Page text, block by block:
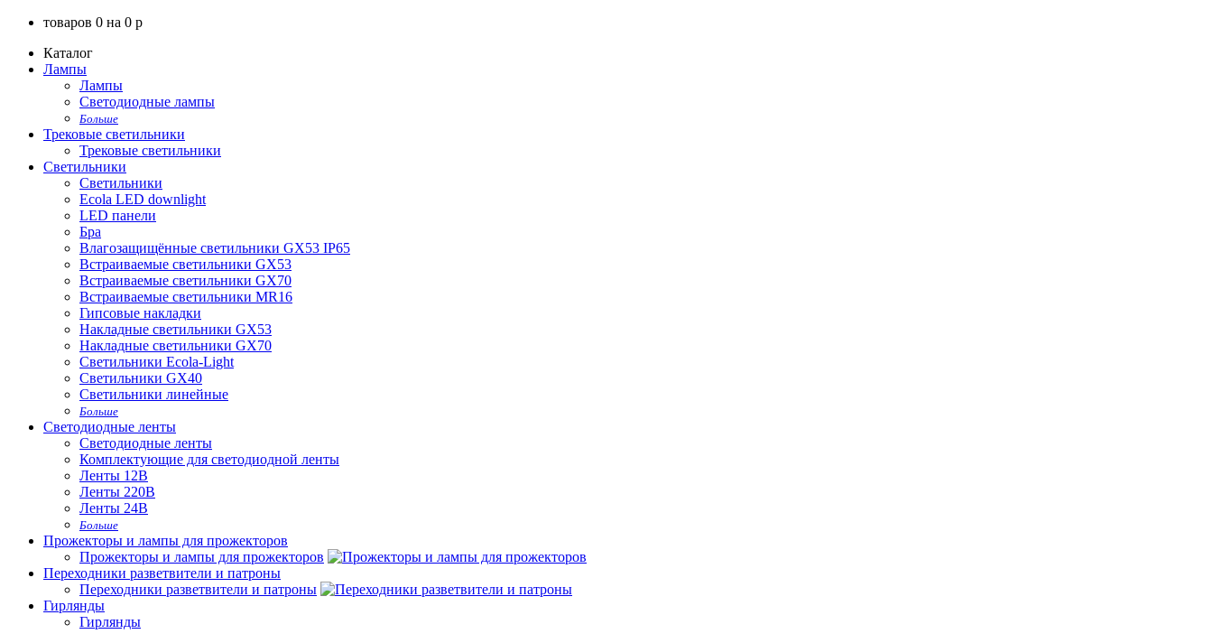
товаров 0 на 0 p
Каталог
Лампы
Лампы
Светодиодные лампы
Больше
Трековые светильники
Трековые светильники
Светильники
Светильники
Ecola LED downlight
LED панели
Бра
Влагозащищённые светильники GX53 IP65
Встраиваемые светильники GX53
Встраиваемые светильники GX70
Встраиваемые светильники MR16
Гипсовые накладки
Накладные светильники GX53
Накладные светильники GX70
Светильники Ecola-Light
Светильники GX40
Светильники линейные
Больше
Светодиодные ленты
Светодиодные ленты
Комплектующие для светодиодной ленты
Ленты 12В
Ленты 220В
Ленты 24В
Больше
Прожекторы и лампы для прожекторов
Прожекторы и лампы для прожекторов
Переходники разветвители и патроны
Переходники разветвители и патроны
Гирлянды
Гирлянды